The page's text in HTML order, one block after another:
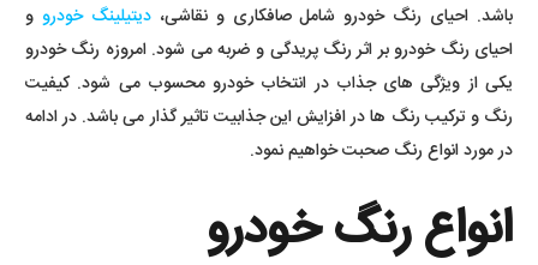
باشد. احیای رنگ خودرو شامل صافکاری و نقاشی،دیتیلینگ خودرو و
احیای رنگ خودرو بر اثر رنگ پریدگی و ضربه می شود. امروزه رنگ خودرو
یکی از ویژگی های جذاب در انتخاب خودرو محسوب می شود. کیفیت
رنگ و ترکیب رنگ ها در افزایش این جذابیت تاثیر گذار می باشد. در ادامه
در مورد انواع رنگ صحبت خواهیم نمود.
انواع رنگ خودرو